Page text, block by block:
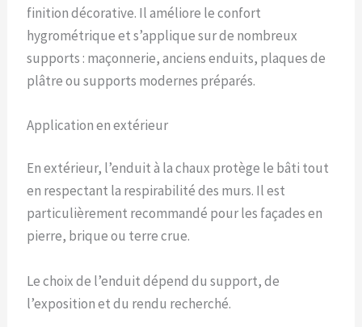
finition décorative. Il améliore le confort
hygrométrique et s’applique sur de nombreux
supports : maçonnerie, anciens enduits, plaques de
plâtre ou supports modernes préparés.
Application en extérieur
En extérieur, l’enduit à la chaux protège le bâti tout
en respectant la respirabilité des murs. Il est
particulièrement recommandé pour les façades en
pierre, brique ou terre crue.
Le choix de l’enduit dépend du support, de
l’exposition et du rendu recherché.